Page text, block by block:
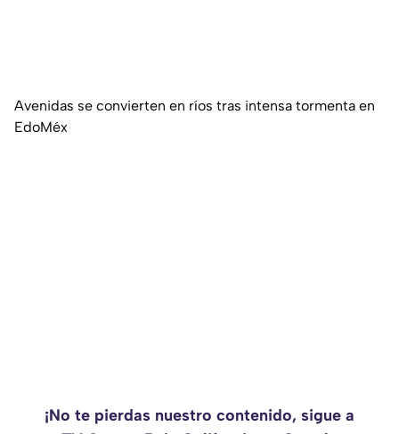
Avenidas se convierten en ríos tras intensa tormenta en
EdoMéx
¡No te pierdas nuestro contenido, sigue a